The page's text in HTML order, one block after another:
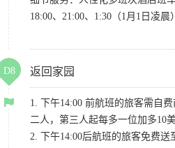
18:00、21:00、1:30（1月1日凌
D8 返回家园
1. 下午14:00 前航班的旅客需自
二人，第三人起每多一位加多10
2. 下午14:00后航班的旅客免费